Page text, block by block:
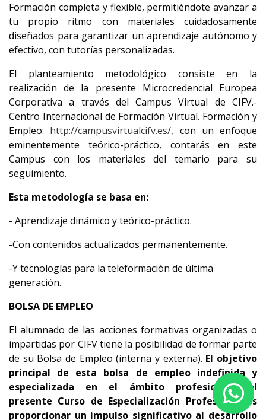
Formación completa y flexible, permitiéndote avanzar a
tu propio ritmo con materiales cuidadosamente
diseñados para garantizar un aprendizaje autónomo y
efectivo, con tutorías personalizadas.
El planteamiento metodológico consiste en la
realización de la presente Microcredencial Europea
Corporativa a través del Campus Virtual de CIFV.-
Centro Internacional de Formación Virtual. Formación y
Empleo: http://campusvirtualcifv.es/, con un enfoque
eminentemente teórico-práctico, contarás en este
Campus con los materiales del temario para su
seguimiento.
Esta metodología se basa en:
- Aprendizaje dinámico y teórico-práctico.
-Con contenidos actualizados permanentemente.
-Y tecnologías para la teleformación de última
generación.
BOLSA DE EMPLEO
El alumnado de las acciones formativas organizadas o
impartidas por CIFV tiene la posibilidad de formar parte
de su Bolsa de Empleo (interna y externa). El objetivo
principal de esta bolsa de empleo indefinida y
especializada en el ámbito profesional del
presente Curso de Especialización Profesional es
proporcionar un impulso significativo al desarrollo